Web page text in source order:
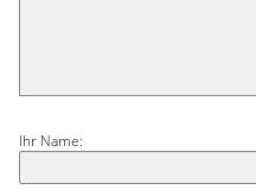
Ihr Name: